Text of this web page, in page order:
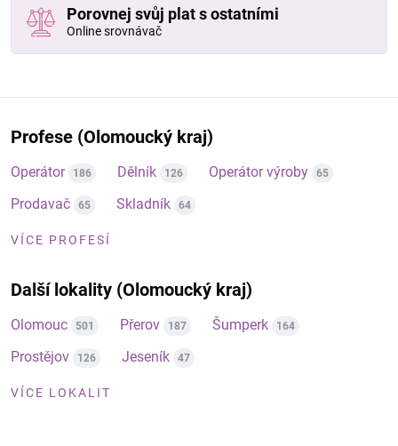
Porovnej svůj plat s ostatními
Online srovnávač
Profese (Olomoucký kraj)
Operátor 186 Dělník 126 Operátor výroby 65
Prodavač 65 Skladník 64
VÍCE PROFESÍ
Další lokality (Olomoucký kraj)
Olomouc 501 Přerov 187 Šumperk 164
Prostějov 126 Jeseník 47
VÍCE LOKALIT